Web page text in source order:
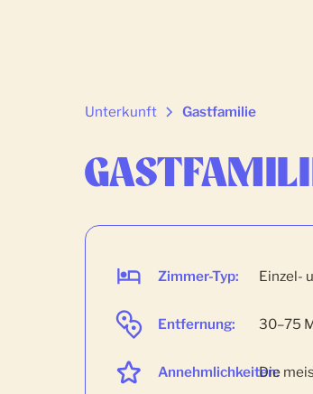
Unterkunft Gastfamilie
Zimmer-Typ: Einzel-
Entfernung: 30–75
Annehmlichkeiten:
Die